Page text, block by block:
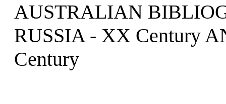
AUSTRALIAN
RUSSIA - XX Century
Century